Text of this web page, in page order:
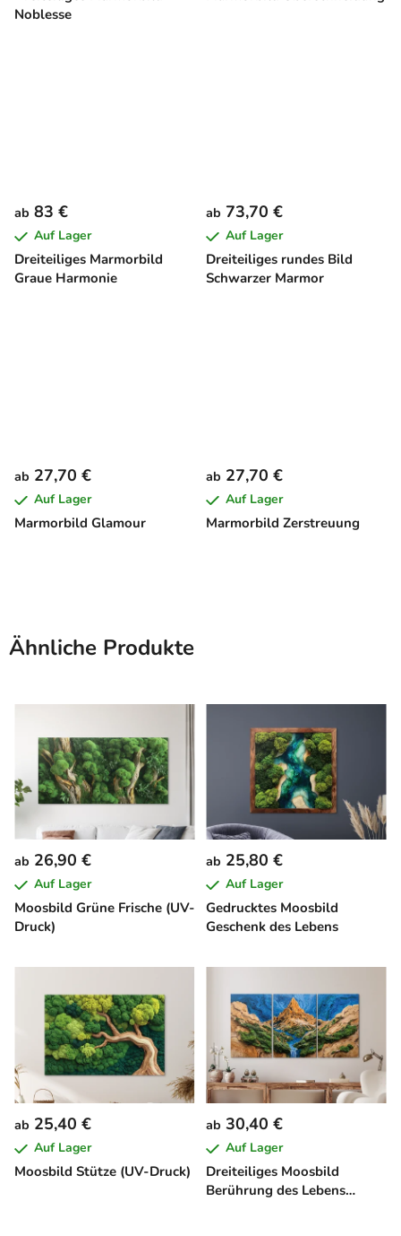
Noblesse
Dreiteiliges Marmorbild
Graue Harmonie
ab 83 €
Auf Lager
Dreiteiliges rundes Bild
Schwarzer Marmor
ab 73,70 €
Auf Lager
Marmorbild Glamour
ab 27,70 €
Auf Lager
Marmorbild Zerstreuung
ab 27,70 €
Auf Lager
Ähnliche Produkte
Moosbild Grüne Frische (UV-
Druck)
ab 26,90 €
Auf Lager
Gedrucktes Moosbild
Geschenk des Lebens
ab 25,80 €
Auf Lager
Moosbild Stütze (UV-Druck)
ab 25,40 €
Auf Lager
Dreiteiliges Moosbild
Berührung des Lebens
ab 30,40 €
Auf Lager